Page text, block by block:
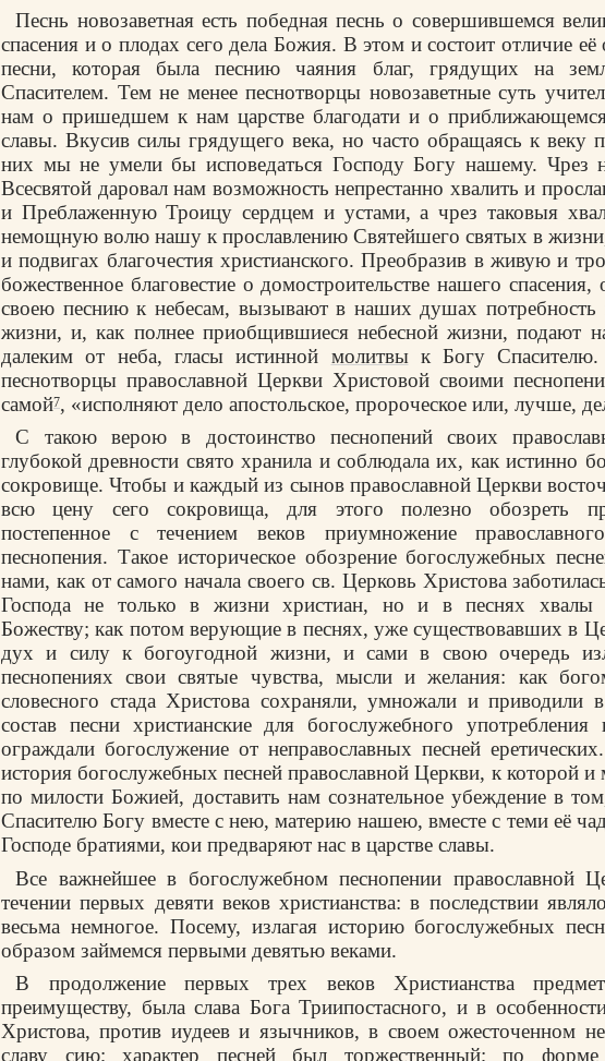
Песнь новозаветная есть победная песнь о совершившемся
спасения и о плодах сего дела Божия. В этом и состоит отличие её
песни, которая была песнию чаяния благ, грядущих на
Спасителем. Тем не менее песнотворцы новозаветные суть
нам о пришедшем к нам царстве благодати и о приближающемся
славы. Вкусив силы грядущего века, но часто обращаясь к веку
них мы не умели бы исповедаться Господу Богу нашему.
Всесвятой даровал нам возможность непрестанно хвалить и
и Преблаженную Троицу сердцем и устами, а чрез таковыя
немощную волю нашу к прославлению Святейшего святых в
и подвигах благочестия христианского. Преобразив в живую и
божественное благовестие о домостроительстве нашего спасения,
своею песнию к небесам, вызывают в наших душах
жизни, и, как полнее приобщившиеся небесной жизни, подают
далеким от неба, гласы истинной молитвык Богу Спасителю.
песнотворцы православной Церкви Христовой своими
самой7, «исполняют дело апостольское, пророческое или, лучше,
С такою верою в достоинство песнопений своих
глубокой древности свято хранила и соблюдала их, как истинно
сокровище. Чтобы и каждый из сынов православной Церкви
всю цену сего сокровища, для этого полезно обозреть
постепенное с течением веков приумножение
песнопения. Такое историческое обозрение богослужебных
нами, как от самого начала своего св. Церковь Христова
Господа не только в жизни христиан, но и в песнях хвалы
Божеству; как потом верующие в песнях, уже существовавших в
дух и силу к богоугодной жизни, и сами в свою очередь
песнопениях свои святые чувства, мысли и желания: как
словесного стада Христова сохраняли, умножали и приводили
состав песни христианские для богослужебного
ограждали богослужение от неправославных песней
история богослужебных песней православной Церкви, к которой
по милости Божией, доставить нам сознательное убеждение в
Спасителю Богу вместе с нею, материю нашею, вместе с теми её
Господе братиями, кои предваряют нас в царстве славы.
Все важнейшее в богослужебном песнопении православной
течении первых девяти веков христианства: в последствии
весьма немногое. Посему, излагая историю богослужебных
образом займемся первыми девятью веками.
В продолжение первых трех веков Христианства
преимуществу, была слава Бога Триипостасного, и в
Христова, против иудеев и язычников, в своем ожесточенном
славу сию; характер песней был торжественный; по